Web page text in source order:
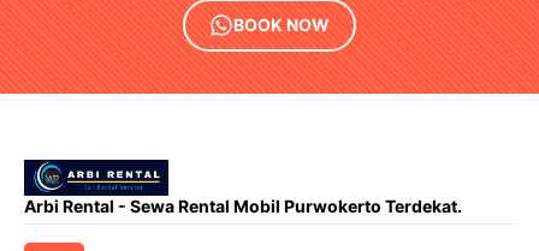
BOOK NOW
Arbi Rental - Sewa Rental Mobil Purwokerto Terdekat.